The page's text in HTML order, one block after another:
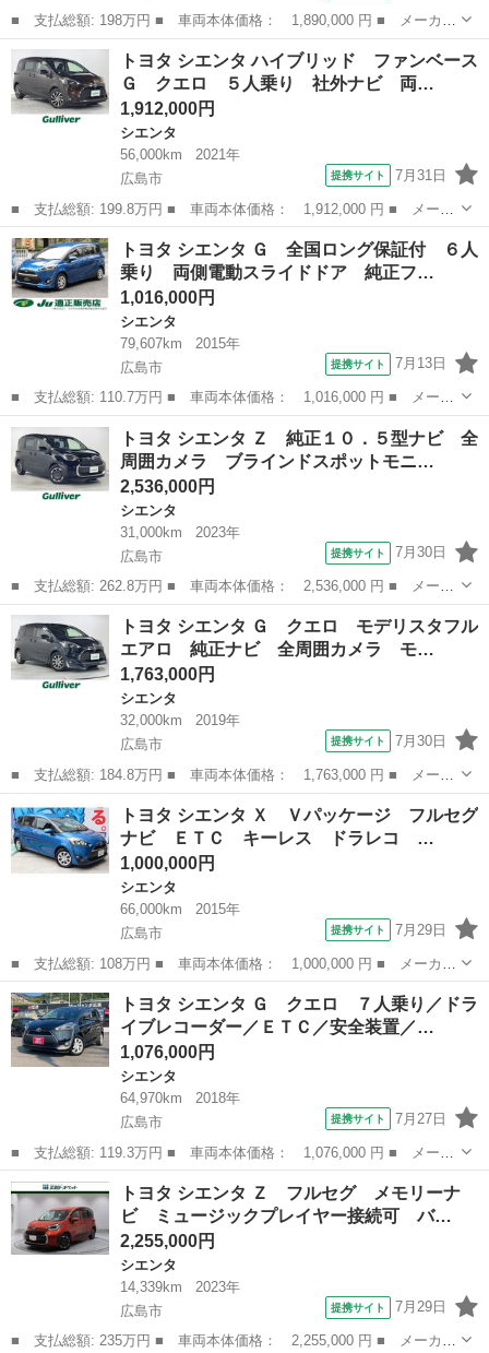
■ 支払総額: 198万円 ■ 車両本体価格： 1,890,000 円 ■ メーカー
名： トヨタ ■ 車種名： シエンタ ■ グレード名： ハイブリッ
ドＧ クエロ モデリスタ 両側電動スライドドア ＥＴＣ バック
カメラ ナ...
広島 広島市 シエンタ
トヨタ シエンタ ハイブリッド ファンベース
Ｇ クエロ ５人乗り 社外ナビ 両…
1,912,000円
シエンタ
56,000km
2021年
広島市
提携サイト 7月31日
■ 支払総額: 199.8万円 ■ 車両本体価格： 1,912,000 円 ■ メーカ
ー名： トヨタ ■ 車種名： シエンタ ■ グレード名： ハイブリ
ッド ファンベースＧ クエロ ５人乗り 社外ナビ 両側パワース
ライドド...
広島 広島市 シエンタ
トヨタ シエンタ Ｇ 全国ロング保証付 ６人
乗り 両側電動スライドドア 純正フ…
1,016,000円
シエンタ
79,607km
2015年
広島市
提携サイト 7月13日
■ 支払総額: 110.7万円 ■ 車両本体価格： 1,016,000 円 ■ メーカ
ー名： トヨタ ■ 車種名： シエンタ ■ グレード名： Ｇ 全国
ロング保証付 ６人乗り 両側電動スライドドア 純正フルエアロ
純正ナビ...
広島 広島市 シエンタ
トヨタ シエンタ Ｚ 純正１０．５型ナビ 全
周囲カメラ ブラインドスポットモニ…
2,536,000円
シエンタ
31,000km
2023年
広島市
提携サイト 7月30日
■ 支払総額: 262.8万円 ■ 車両本体価格： 2,536,000 円 ■ メーカ
ー名： トヨタ ■ 車種名： シエンタ ■ グレード名： Ｚ 純正
１０．５型ナビ 全周囲カメラ ブラインドスポットモニター レー
ダークル...
広島 広島市 シエンタ
トヨタ シエンタ Ｇ クエロ モデリスタフル
エアロ 純正ナビ 全周囲カメラ モ…
1,763,000円
シエンタ
32,000km
2019年
広島市
提携サイト 7月30日
■ 支払総額: 184.8万円 ■ 車両本体価格： 1,763,000 円 ■ メーカ
ー名： トヨタ ■ 車種名： シエンタ ■ グレード名： Ｇ クエ
ロ モデリスタフルエアロ 純正ナビ 全周囲カメラ モデリスタエ
アロ 前...
広島 広島市 シエンタ
トヨタ シエンタ Ｘ Ｖパッケージ フルセグ
ナビ ＥＴＣ キーレス ドラレコ …
1,000,000円
シエンタ
66,000km
2015年
広島市
提携サイト 7月29日
■ 支払総額: 108万円 ■ 車両本体価格： 1,000,000 円 ■ メーカー
名： トヨタ ■ 車種名： シエンタ ■ グレード名： Ｘ Ｖパッ
ケージ フルセグナビ ＥＴＣ キーレス ドラレコ 両側スライド
ドア ７人...
広島 広島市 シエンタ
トヨタ シエンタ Ｇ クエロ ７人乗り／ドラ
イブレコーダー／ＥＴＣ／安全装置／…
1,076,000円
シエンタ
64,970km
2018年
広島市
提携サイト 7月27日
■ 支払総額: 119.3万円 ■ 車両本体価格： 1,076,000 円 ■ メーカ
ー名： トヨタ ■ 車種名： シエンタ ■ グレード名： Ｇ クエ
ロ ７人乗り／ドライブレコーダー／ＥＴＣ／安全装置／両側パワス
ラ／純正...
広島 広島市 シエンタ
トヨタ シエンタ Ｚ フルセグ メモリーナ
ビ ミュージックプレイヤー接続可 バ…
2,255,000円
シエンタ
14,339km
2023年
広島市
提携サイト 7月29日
■ 支払総額: 235万円 ■ 車両本体価格： 2,255,000 円 ■ メーカー